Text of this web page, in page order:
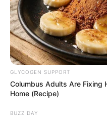
GLYCOGEN SUPPORT
Columbus Adults Are Fixing
Home (Recipe)
BUZZ DAY